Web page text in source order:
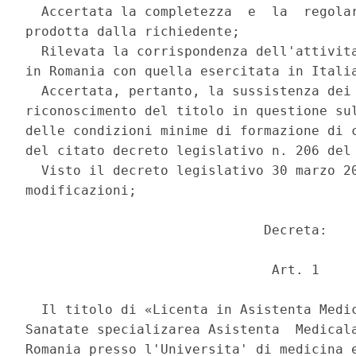
Accertata la completezza  e  la
prodotta dalla richiedente;
Rilevata la corrispondenza
in Romania con quella esercitata in
Accertata, pertanto, la sussistenza
riconoscimento del titolo in questione
delle condizioni minime di formazione
del citato decreto legislativo n. 206
Visto il decreto legislativo 30 marzo
modificazioni;
                              Decreta:
                               Art. 1
Il titolo di «Licenta in Asistenta
Sanatate specializarea Asistenta
Romania presso l'Universita' di medicina